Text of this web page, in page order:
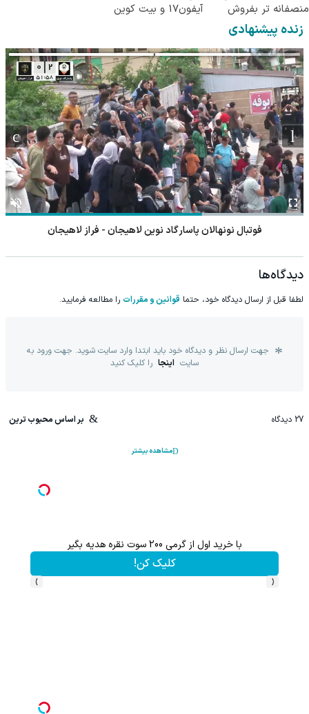
منصفانه تر بفروش
آیفون17 و بیت کوین
زنده پیشنهادی
فوتبال نونهالان پاسارگاد نوین لاهیجان - فراز لاهیجان
دیدگاه‌ها
لطفا قبل از ارسال دیدگاه خود، حتما قوانین و مقررات را مطالعه فرمایید.
جهت ارسال نظر و دیدگاه خود باید ابتدا وارد سایت شوید. جهت ورود به
سایت اینجا را کلیک کنید
27 دیدگاه بر اساس محبوب ترین
مشاهده بیشتر
با خرید اول از گرمی 200 سوت نقره هدیه بگیر
کلیک کن!
‹
›